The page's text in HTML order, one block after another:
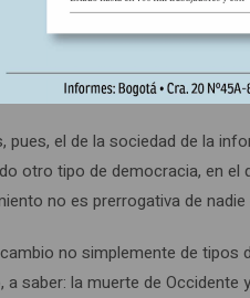
los años 1990 hasta,
pues, el de la sociedad de la
otro tipo de democracia, en
no es prerrogativa de
no simplemente de
saber: la muerte de Occidente